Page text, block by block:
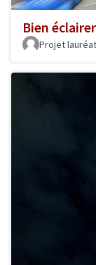
Bien
Projet lauréat